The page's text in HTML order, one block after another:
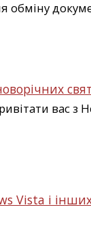
вас з
Vista і